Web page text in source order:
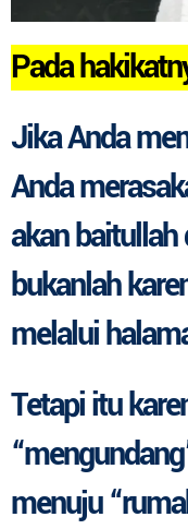
Pada
Jika Anda
Anda
akan baitullah
bukanlah
melalui
Tetapi itu
menuju